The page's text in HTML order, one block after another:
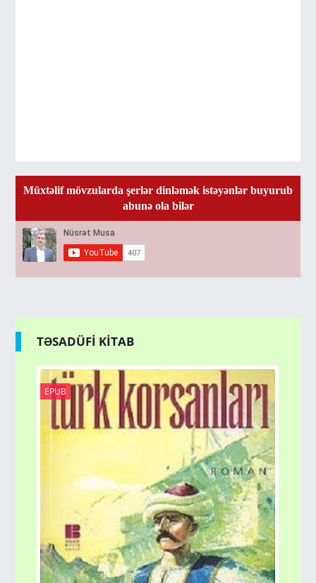
Müxtəlif mövzularda şerlər dinləmək istəyənlər buyurub
abunə ola bilər
TƏSADÜFİ KİTAB
EPUB